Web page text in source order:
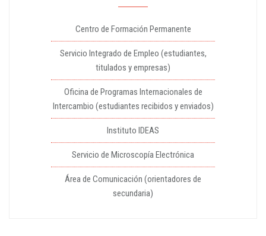
Centro de Formación Permanente
Servicio Integrado de Empleo (estudiantes,
titulados y empresas)
Oficina de Programas Internacionales de
Intercambio (estudiantes recibidos y enviados)
Instituto IDEAS
Servicio de Microscopía Electrónica
Área de Comunicación (orientadores de
secundaria)